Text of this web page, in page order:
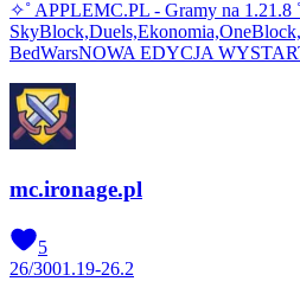
✧˚ APPLEMC.PL - Gramy na 1.21.8
BedWarsNOWA EDYCJA
mc.ironage.pl
5
26/3001.19-26.2